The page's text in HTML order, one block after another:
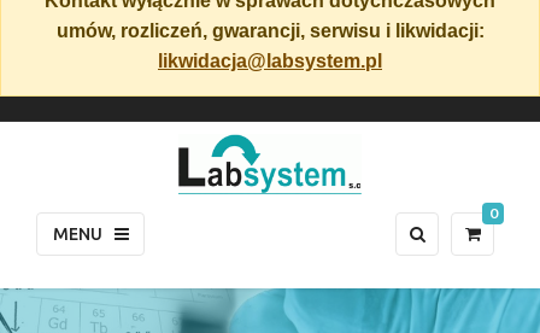
umów, rozliczeń, gwarancji, serwisu i likwidacji:
likwidacja@labsystem.pl
0
MENU